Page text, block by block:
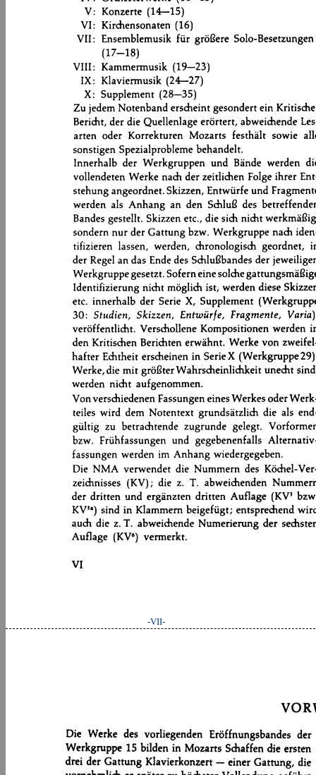
-VII-